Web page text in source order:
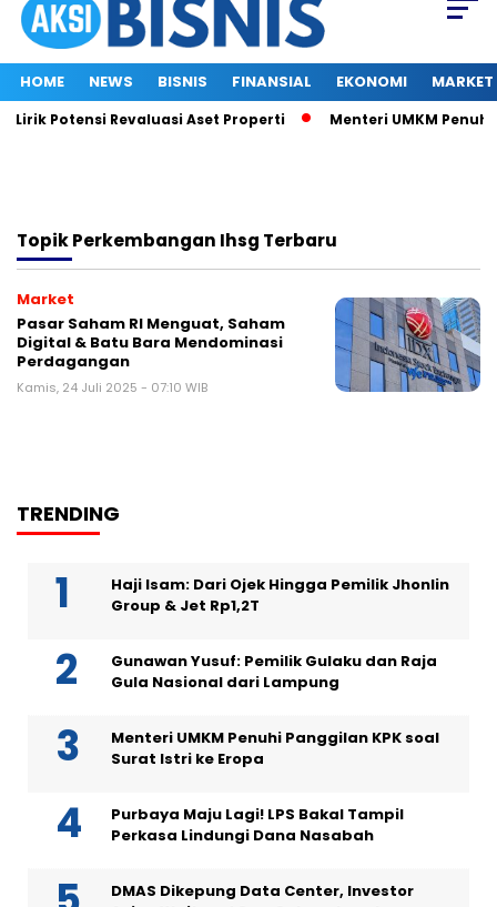
HOME NEWS BISNIS FINANSIAL EKONOMI MARKET
Potensi Revaluasi Aset Properti Menteri UMKM Penuhi
TopikPerkembangan Ihsg Terbaru
Market
Pasar Saham RI Menguat, Saham
Digital & Batu Bara Mendominasi
Perdagangan
Kamis, 24 Juli 2025 - 07:10 WIB
TRENDING
Haji Isam: Dari Ojek Hingga Pemilik Jhonlin
Group & Jet Rp1,2T
Gunawan Yusuf: Pemilik Gulaku dan Raja
Gula Nasional dari Lampung
Menteri UMKM Penuhi Panggilan KPK soal
Surat Istri ke Eropa
Purbaya Maju Lagi! LPS Bakal Tampil
Perkasa Lindungi Dana Nasabah
DMAS Dikepung Data Center, Investor